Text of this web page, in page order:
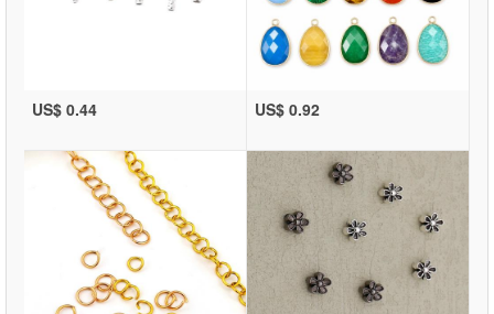
US$ 0.44 US$ 0.92